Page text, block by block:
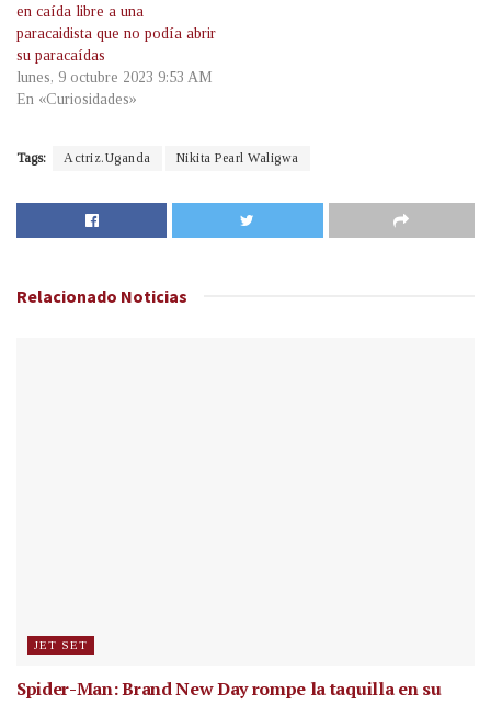
en caída libre a una
paracaidista que no podía abrir
su paracaídas
lunes, 9 octubre 2023 9:53 AM
En «Curiosidades»
Tags: Actriz.Uganda Nikita Pearl Waligwa
Relacionado Noticias
JET SET
Spider-Man: Brand New Day rompe la taquilla en su